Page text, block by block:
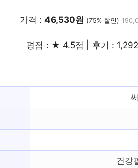
가격 : 46,530원 (75% 할인)
평점 : ★ 4.5점 | 후기 :
건강